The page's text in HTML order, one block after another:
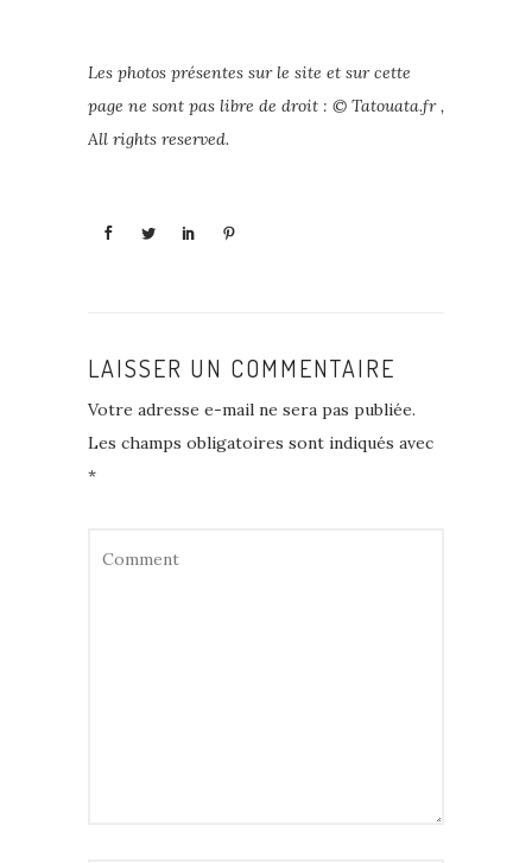
Les photos présentes sur le site et sur cette
page ne sont pas libre de droit : © Tatouata.fr ,
All rights reserved.
LAISSER UN COMMENTAIRE
Votre adresse e-mail ne sera pas publiée.
Les champs obligatoires sont indiqués avec
*